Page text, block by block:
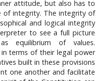
attitude, but also has to
of integrity. The integrity of
and logical integrity
to see a full picture
equilibrium of values.
terms of their legal power
built in these provisions
one another and facilitate